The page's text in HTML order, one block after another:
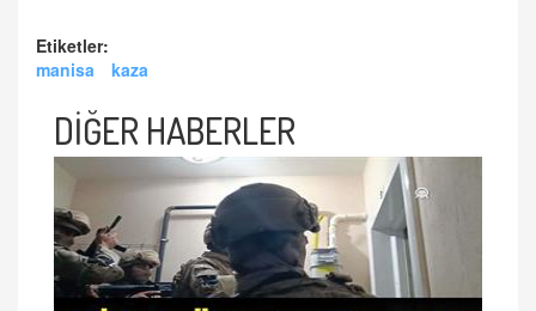
Etiketler:
manisa
kaza
DİĞER HABERLER